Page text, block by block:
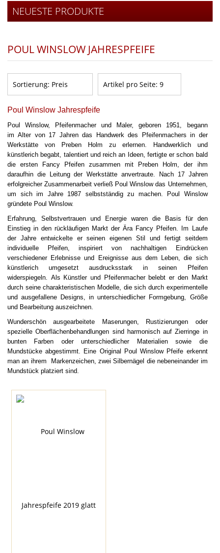
NEUESTE PRODUKTE
POUL WINSLOW JAHRESPFEIFE
Sortierung: Preis Artikel pro Seite: 9
Poul Winslow Jahrespfeife
Poul Winslow, Pfeifenmacher und Maler, geboren 1951, begann
imAlter von 17 Jahren das Handwerk des Pfeifenmachers in der
Werkstätte von Preben Holm zu erlernen.
Handwerklich und
künstlerich begabt, talentiert und reich an Ideen, fertigte er schon bald
die ersten Fancy Pfeifen zusammen mit Preben Holm, der ihm
daraufhin die Leitung der Werkstätte anvertraute.
Nach 17 Jahren
erfolgreicher Zusammenarbeit verließ Poul Winslow das Unternehmen,
um sich im Jahre 1987 selbstständig zu machen. Poul Winslow
gründete Poul Winslow.
Erfahrung, Selbstvertrauen und Energie waren die Basis für den
Einstieg in den rückläufigen Markt der Ära Fancy Pfeifen. Im Laufe
der Jahre entwickelte er seinen eigenen Stil und fertigt seitdem
individuelle Pfeifen, inspiriert von nachhaltigen Eindrücken
verschiedener Erlebnisse und Ereignisse aus dem Leben, die sich
künstlerich umgesetzt ausdrucksstark in seinen Pfeifen
widerspiegeln. Als Künstler und Pfeifenmacher belebt er den Markt
durch seine charakteristischen Modelle, die sich durch experimentelle
und ausgefallene Designs, in unterschiedlicher Formgebung, Größe
und Bearbeitung auszeichnen.
Wunderschön ausgearbeitete Maserungen, Rustizierungen oder
spezielle Oberflächenbehandlungen sind harmonisch auf Zierringe in
bunten Farben oder unterschiedlicher Materialien sowie die
Mundstücke abgestimmt.
Eine Original Poul Winslow Pfeife erkennt
man an ihrem Markenzeichen, zwei Silbernägel die nebeneinander im
Mundstück platziert sind.